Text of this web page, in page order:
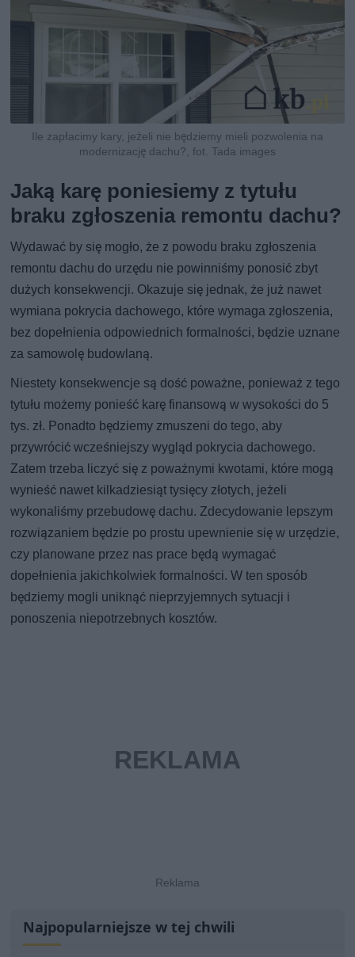
Ile zapłacimy kary, jeżeli nie będziemy mieli pozwolenia na
modernizację dachu?, fot. Tada images
Jaką karę poniesiemy z tytułu
braku zgłoszenia remontu dachu?
Wydawać by się mogło, że z powodu braku zgłoszenia
remontu dachu do urzędu nie powinniśmy ponosić zbyt
dużych konsekwencji. Okazuje się jednak, że już nawet
wymiana pokrycia dachowego, które wymaga zgłoszenia,
bez dopełnienia odpowiednich formalności, będzie uznane
za samowolę budowlaną.
Niestety konsekwencje są dość poważne, ponieważ z tego
tytułu możemy ponieść karę finansową w wysokości do 5
tys. zł. Ponadto będziemy zmuszeni do tego, aby
przywrócić wcześniejszy wygląd pokrycia dachowego.
Zatem trzeba liczyć się z poważnymi kwotami, które mogą
wynieść nawet kilkadziesiąt tysięcy złotych, jeżeli
wykonaliśmy przebudowę dachu. Zdecydowanie lepszym
rozwiązaniem będzie po prostu upewnienie się w urzędzie,
czy planowane przez nas prace będą wymagać
dopełnienia jakichkolwiek formalności. W ten sposób
będziemy mogli uniknąć nieprzyjemnych sytuacji i
ponoszenia niepotrzebnych kosztów.
Najpopularniejsze w tej chwili